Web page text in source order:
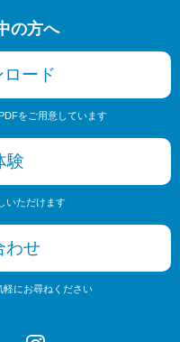
の方へ
ード
をご用意しています
験
いただけます
わせ
軽にお尋ねください